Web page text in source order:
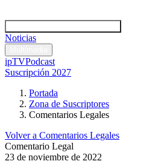
Noticias
ipTVPodcast
Suscripción 2027
Portada
Zona de Suscriptores
Comentarios Legales
Volver a Comentarios Legales
Comentario Legal
23 de noviembre de 2022